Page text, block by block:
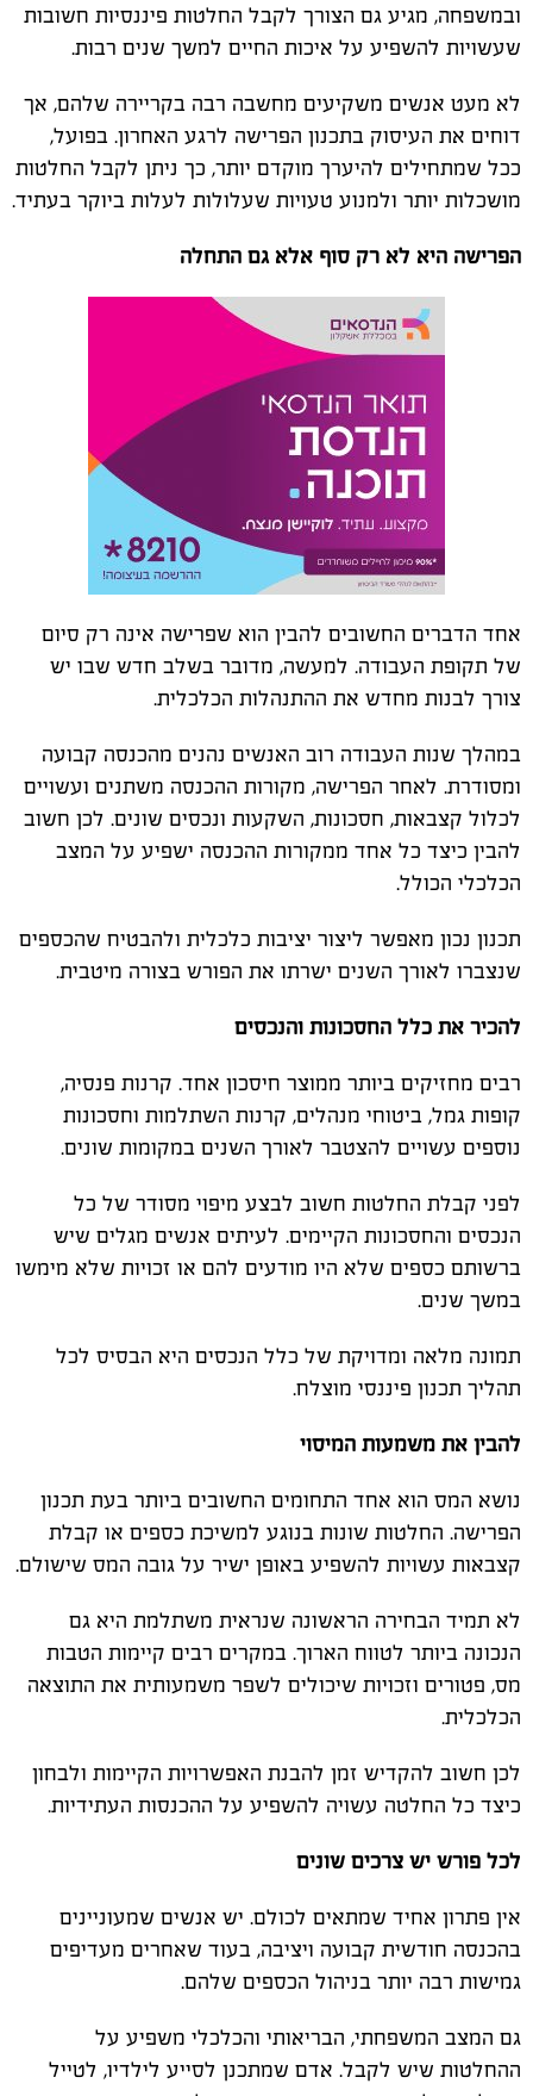
ובמשפחה, מגיע גם הצורך לקבל החלטות פיננסיות חשובות
שעשויות להשפיע על איכות החיים למשך שנים רבות.
לא מעט אנשים משקיעים מחשבה רבה בקריירה שלהם, אך
דוחים את העיסוק בתכנון הפרישה לרגע האחרון. בפועל,
ככל שמתחילים להיערך מוקדם יותר, כך ניתן לקבל החלטות
מושכלות יותר ולמנוע טעויות שעלולות לעלות ביוקר בעתיד.
הפרישה היא לא רק סוף אלא גם התחלה
אחד הדברים החשובים להבין הוא שפרישה אינה רק סיום
של תקופת העבודה. למעשה, מדובר בשלב חדש שבו יש
צורך לבנות מחדש את ההתנהלות הכלכלית.
במהלך שנות העבודה רוב האנשים נהנים מהכנסה קבועה
ומסודרת. לאחר הפרישה, מקורות ההכנסה משתנים ועשויים
לכלול קצבאות, חסכונות, השקעות ונכסים שונים. לכן חשוב
להבין כיצד כל אחד ממקורות ההכנסה ישפיע על המצב
הכלכלי הכולל.
תכנון נכון מאפשר ליצור יציבות כלכלית ולהבטיח שהכספים
שנצברו לאורך השנים ישרתו את הפורש בצורה מיטבית.
להכיר את כלל החסכונות והנכסים
רבים מחזיקים ביותר ממוצר חיסכון אחד. קרנות פנסיה,
קופות גמל, ביטוחי מנהלים, קרנות השתלמות וחסכונות
נוספים עשויים להצטבר לאורך השנים במקומות שונים.
לפני קבלת החלטות חשוב לבצע מיפוי מסודר של כל
הנכסים והחסכונות הקיימים. לעיתים אנשים מגלים שיש
ברשותם כספים שלא היו מודעים להם או זכויות שלא מימשו
במשך שנים.
תמונה מלאה ומדויקת של כלל הנכסים היא הבסיס לכל
תהליך תכנון פיננסי מוצלח.
להבין את משמעות המיסוי
נושא המס הוא אחד התחומים החשובים ביותר בעת תכנון
הפרישה. החלטות שונות בנוגע למשיכת כספים או קבלת
קצבאות עשויות להשפיע באופן ישיר על גובה המס שישולם.
לא תמיד הבחירה הראשונה שנראית משתלמת היא גם
הנכונה ביותר לטווח הארוך. במקרים רבים קיימות הטבות
מס, פטורים וזכויות שיכולים לשפר משמעותית את התוצאה
הכלכלית.
לכן חשוב להקדיש זמן להבנת האפשרויות הקיימות ולבחון
כיצד כל החלטה עשויה להשפיע על ההכנסות העתידיות.
לכל פורש יש צרכים שונים
אין פתרון אחיד שמתאים לכולם. יש אנשים שמעוניינים
בהכנסה חודשית קבועה ויציבה, בעוד שאחרים מעדיפים
גמישות רבה יותר בניהול הכספים שלהם.
גם המצב המשפחתי, הבריאותי והכלכלי משפיע על
ההחלטות שיש לקבל. אדם שמתכנן לסייע לילדיו, לטייל